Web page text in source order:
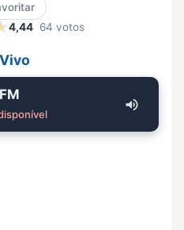
4,44 64 votos